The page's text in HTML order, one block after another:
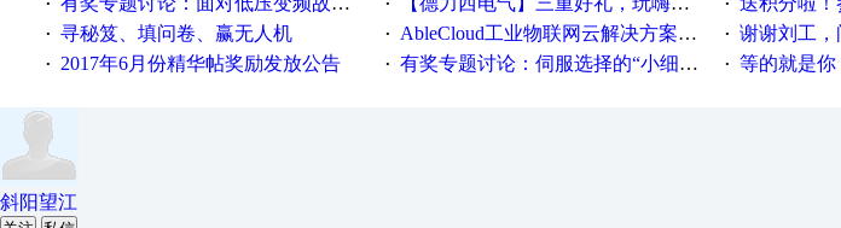
· · ·
· 寻秘笈、填问卷、赢无人机 · AbleCloud工业物联网云解决方案实践及应用 · 谢谢刘工
· 2017年6月份精华帖奖励发放公告 · 有奖专题讨论：伺服选择的“小细节大学问”奖励公告 · 等的就是你！
斜阳望江